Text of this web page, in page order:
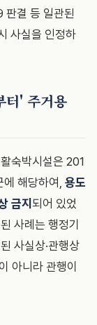
결 등 일관된
사실을 인정하
' 주거용
숙박시설은 201
해당하여, 용도
금지 되어 있었
사례는 행정기
사실상·관행상
아니라 관행이